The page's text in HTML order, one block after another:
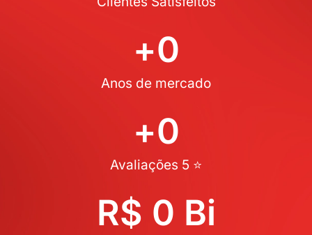
Anos de mercado
+0
Avaliações 5 ⭐
+0
R$ 0 Bi